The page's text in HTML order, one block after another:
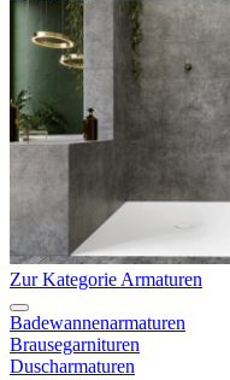
Zur Kategorie Armaturen
Badewannenarmaturen
Brausegarnituren
Duscharmaturen